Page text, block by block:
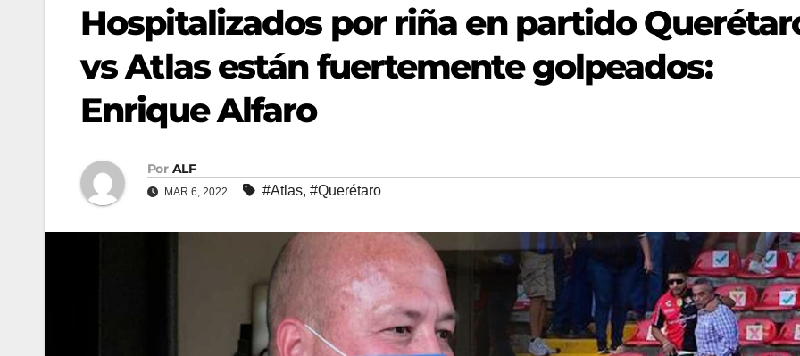
Hospitalizados por riña en partido
vs Atlas están fuertemente golpeados:
Enrique Alfaro
Por ALF
MAR 6, 2022 #Atlas, #Querétaro